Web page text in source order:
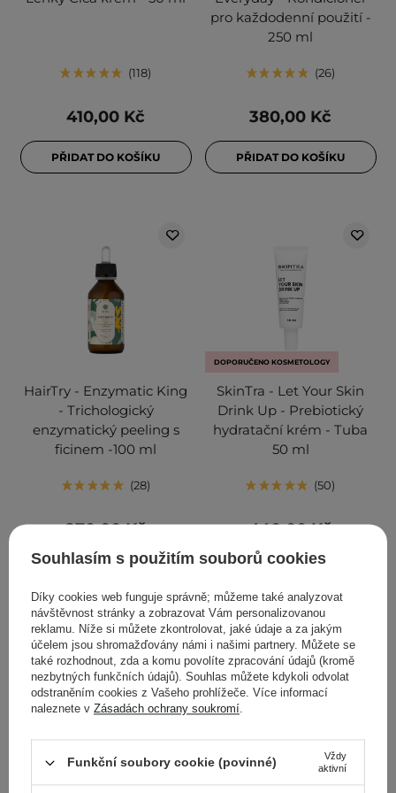
118
410,00 Kč
PŘIDAT DO KOŠÍKU
pro každodenní použití -
250 ml
26
380,00 Kč
PŘIDAT DO KOŠÍKU
HairTry - Enzymatic King
- Trichologický
enzymatický peeling s
ficinem -100 ml
28
270,00 Kč
PŘIDAT DO KOŠÍKU
DOPORUČENO KOSMETOLOGY
SkinTra - Let Your Skin
Drink Up - Prebiotický
hydratační krém - Tuba
50 ml
50
440,00 Kč
DOPORUČENO KOSMETOLOGY
Souhlasím s použitím souborů cookies
Díky cookies web funguje správně; můžeme také analyzovat
návštěvnost stránky a zobrazovat Vám personalizovanou
reklamu. Níže si můžete zkontrolovat, jaké údaje a za jakým
účelem jsou shromažďovány námi i našimi partnery. Můžete se
také rozhodnout, zda a komu povolíte zpracování údajů (kromě
nezbytných funkčních údajů). Souhlas můžete kdykoli odvolat
odstraněním cookies z Vašeho prohlížeče. Více informací
naleznete v Zásadách ochrany soukromí.
Funkční soubory cookie (povinné)
Vždy
aktivní